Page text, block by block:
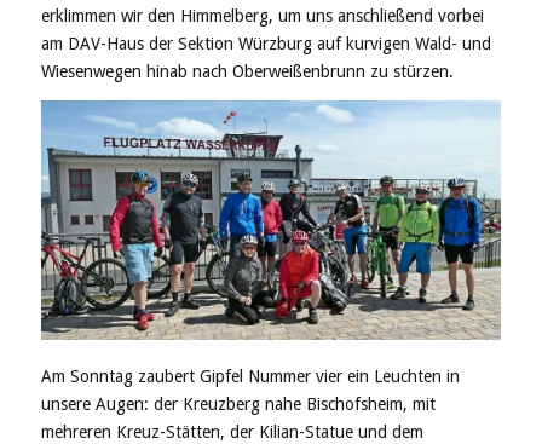
erklimmen wir den Himmelberg, um uns anschließend vorbei
am DAV-Haus der Sektion Würzburg auf kurvigen Wald- und
Wiesenwegen hinab nach Oberweißenbrunn zu stürzen.
Am Sonntag zaubert Gipfel Nummer vier ein Leuchten in
unsere Augen: der Kreuzberg nahe Bischofsheim, mit
mehreren Kreuz-Stätten, der Kilian-Statue und dem